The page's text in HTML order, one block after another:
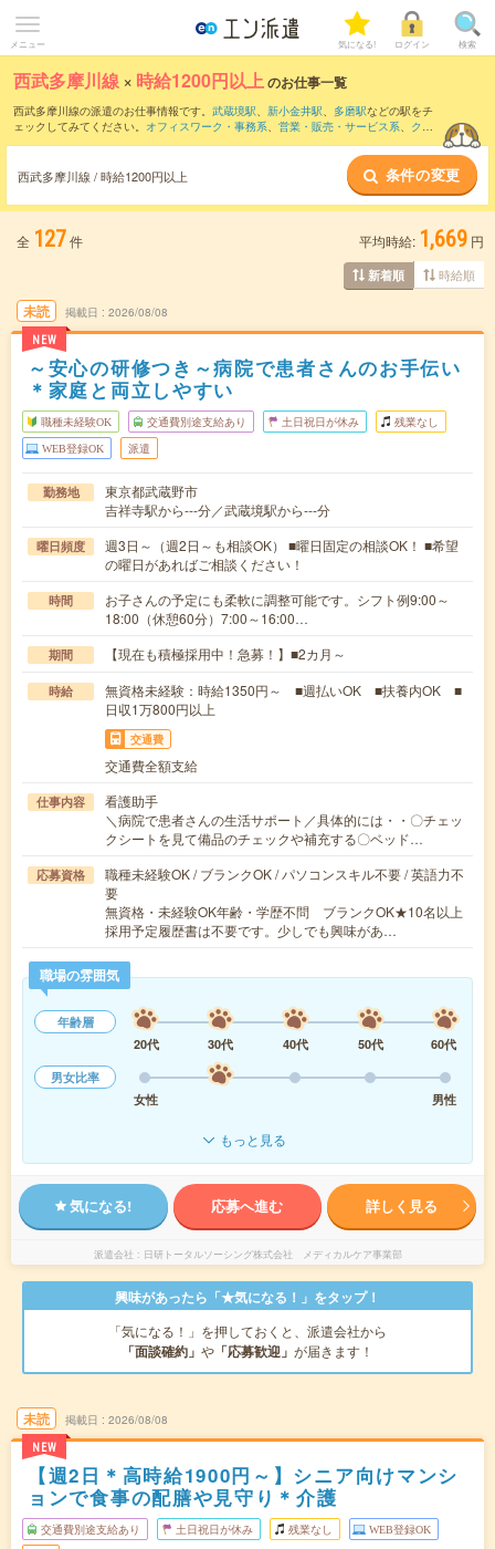
メニュー 気になる! ログイン 検索
西武多摩川線 × 時給1200円以上のお仕事一覧
西武多摩川線の派遣のお仕事情報です。 武蔵境駅、 新小金井駅、 多磨駅などの駅をチ
ェックしてみてください。 オフィスワーク・事務系、 営業・販売・サービス系、 クリ
西武多摩川線 / 時給1200円以上 条件の変更
全 127件 平均時給: 1,669 円
新着順 時給順
未読
NEW
掲載日 2026/08/08
～安心の研修つき～病院で患者さんのお手伝い
＊家庭と両立しやすい
職種未経験OK 交通費別途支給あり 土日祝日が休み 残業なし
WEB登録OK 派遣
勤務地
東京都武蔵野市
吉祥寺駅から---分／武蔵境駅から---分
曜日頻度
週3日～（週2日～も相談OK） ■曜日固定の相談OK！ ■希望
の曜日があればご相談ください！
時間
お子さんの予定にも柔軟に調整可能です。シフト例9:00～
18:00（休憩60分）7:00～16:00…
期間 【現在も積極採用中！急募！】■2カ月～
時給
無資格未経験：時給1350円～ ■週払いOK ■扶養内OK ■
日収1万800円以上
交通費
交通費全額支給
仕事内容
看護助手
＼病院で患者さんの生活サポート／具体的には・・〇チェッ
クシートを見て備品のチェックや補充する〇ベッド…
応募資格
職種未経験OK / ブランクOK / パソコンスキル不要 / 英語力不
要
無資格・未経験OK年齢・学歴不問 ブランクOK★10名以上
採用予定履歴書は不要です。少しでも興味があ…
職場の雰囲気
年齢層
20代
30代 40代 50代
60代
男女比率
女性
男性
もっと見る
気になる! 応募へ進む 詳しく見る
派遣会社 日研トータルソーシング株式会社 メディカルケア事業部
興味があったら「★気になる！」をタップ！
「気になる！」を押しておくと、派遣会社から
「面談確約」 や 「応募歓迎」 が届きます！
未読
NEW
掲載日 2026/08/08
【週2日＊高時給1900円～】シニア向けマンシ
ョンで食事の配膳や見守り＊介護
交通費別途支給あり 土日祝日が休み 残業なし WEB登録OK